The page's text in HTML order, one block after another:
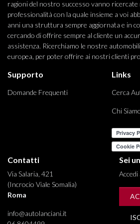
ragioni del nostro successo vanno ricercate
professionalità con la quale insieme a voi
anni una struttura sempre aggiornata e in
cercando di offrire sempre al cliente un
assistenza. Ricerchiamo le nostre
europea, per poter offrire ai nostri clienti
Supporto
Domande Frequenti
Links
Cerca
Chi
Contatti
Via Salaria, 421
(Incrocio Viale Somalia)
Roma
info@autolanciani.it
Sei